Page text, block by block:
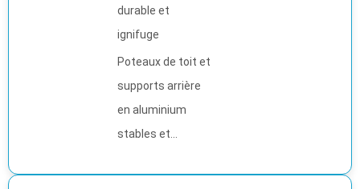
durable et
ignifuge
Poteaux de toit et
supports arrière
en aluminium
stables et...